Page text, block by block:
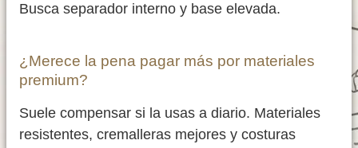
Busca separador interno y base elevada.
¿Merece la pena pagar más por materiales
premium?
Suele compensar si la usas a diario. Materiales
resistentes, cremalleras mejores y costuras